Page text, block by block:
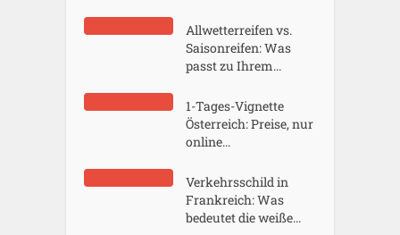
Allwetterreifen vs.
Saisonreifen: Was
passt zu Ihrem...
1-Tages-Vignette
Österreich: Preise, nur
online...
Verkehrsschild in
Frankreich: Was
bedeutet die weiße...